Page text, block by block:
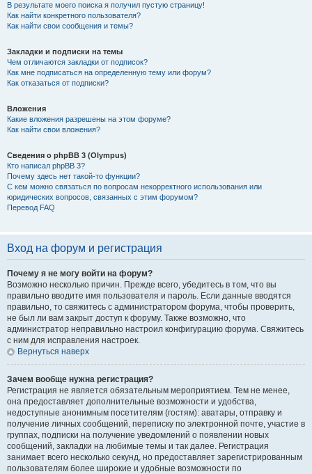
В результате моего поиска я получил пустую страницу!
Как найти конкретного пользователя?
Как найти свои сообщения и темы?
Закладки и подписки на темы
Чем отличаются закладки от подписок?
Как мне подписаться на определенную тему или форум?
Как отказаться от подписки?
Вложения
Какие вложения разрешены на этом форуме?
Как найти свои вложения?
Сведения о phpBB 3 (Olympus)
Кто написал phpBB 3?
Почему здесь нет такой-то функции?
С кем можно связаться по вопросам некорректного использования или
юридических вопросов, связанных с этим форумом?
Перевод FAQ
Вход на форум и регистрация
Почему я не могу войти на форум?
Возможно несколько причин. Прежде всего, убедитесь в том, что вы
правильно вводите имя пользователя и пароль. Если данные вводятся
правильно, то свяжитесь с администратором форума, чтобы проверить,
не был ли вам закрыт доступ к форуму. Также возможно, что
администратор неправильно настроил конфигурацию форума. Свяжитесь
с ним для исправления настроек.
Вернуться наверх
Зачем вообще нужна регистрация?
Регистрация не является обязательным мероприятием. Тем не менее,
она предоставляет дополнительные возможности и удобства,
недоступные анонимным посетителям (гостям): аватары, отправку и
получение личных сообщений, переписку по электронной почте, участие в
группах, подписки на получение уведомлений о появлении новых
сообщений, закладки на любимые темы и так далее. Регистрация
занимает всего несколько секунд, но предоставляет зарегистрированным
пользователям более широкие и удобные возможности по